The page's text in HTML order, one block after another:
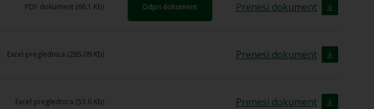
PDF dokument (66.1 Kb) Odpri dokument Prenesi dokument
Excel preglednica (285.09 Kb) Prenesi dokument
Excel preglednica (53.6 Kb) Prenesi dokument